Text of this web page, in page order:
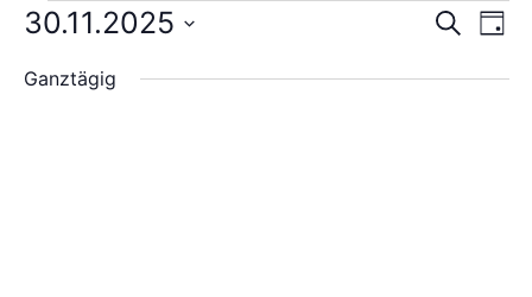
Veranstaltungen
für
SucheTag
30.11.2025
wählen.
Ganztägig